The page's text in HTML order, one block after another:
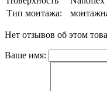
Тип монтажа:
Нет отзывов об этом
Ваше имя: